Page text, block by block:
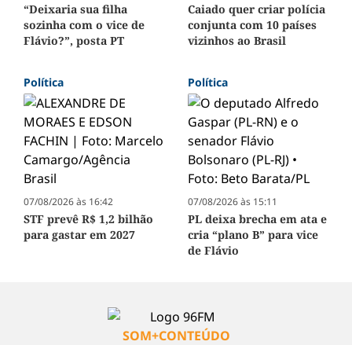
“Deixaria sua filha
sozinha com o vice de
Flávio?”, posta PT
Caiado quer criar polícia
conjunta com 10 países
vizinhos ao Brasil
Política
07/08/2026 às 16:42
STF prevê R$ 1,2 bilhão
para gastar em 2027
Política
07/08/2026 às 15:11
PL deixa brecha em ata e
cria “plano B” para vice
de Flávio
SOM+CONTEÚDO